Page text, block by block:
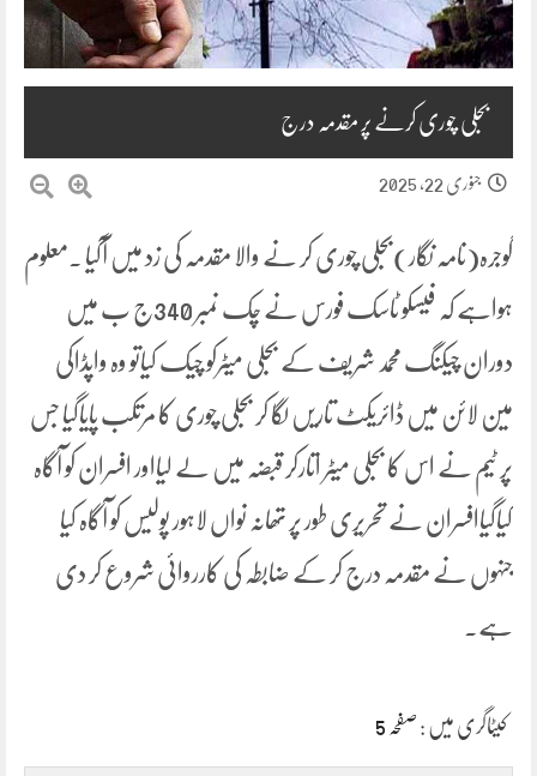
بجلی چوری کرنے پر مقدمہ درج
جنوری 22, 2025
گوجرہ(نامہ نگار)بجلی چوری کر نے والا مقدمہ کی زد میں آگیا ۔معلوم
ہواہے کہ فیسکو ٹاسک فورس نے چک نمبر 340ج ب میں
دوران چیکنگ محمد شریف کے بجلی میٹرکو چیک کیاتو وہ واپڈاکی
مین لائن میں ڈائریکٹ تاریں لگا کر بجلی چوری کا مرتکب پایاگیا جس
پر ٹیم نے اس کا بجلی میٹر اتارکر قبضہ میں لے لیااور افسران کو آگاہ
کیاگیاافسران نے تحریری طور پر تھانہ نواں لاہور پولیس کو آگاہ کیا
جنہوں نے مقدمہ درج کر کے ضابطہ کی کارروائی شروع کر دی
ہے۔
کیٹاگری میں : صفحہ 5